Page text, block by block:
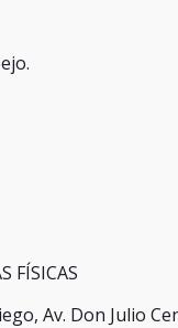
FÍSICAS
Av. Don Julio